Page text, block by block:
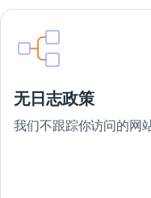
无日志政策
我们不跟踪你访问的网